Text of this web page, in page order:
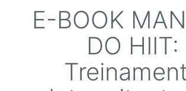
E-BOOK
DO HIIT: